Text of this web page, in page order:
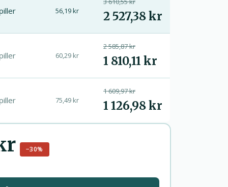
56,19 kr 2 527,38 kr
60,29 kr
2 585,87 kr
1 810,11 kr
75,49 kr
1 609,97 kr
1 126,98 kr
−30%